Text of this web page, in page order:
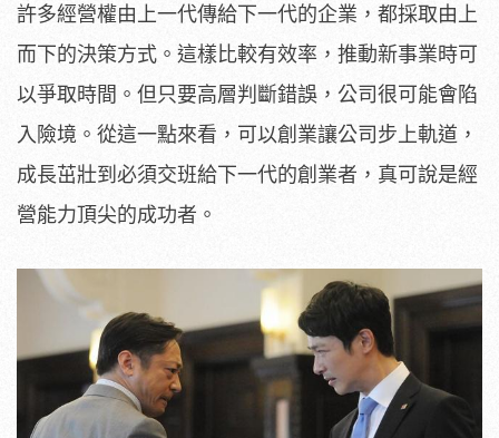
許多經營權由上一代傳給下一代的企業，都採取由上
而下的決策方式。這樣比較有效率，推動新事業時可
以爭取時間。但只要高層判斷錯誤，公司很可能會陷
入險境。從這一點來看，可以創業讓公司步上軌道，
成長茁壯到必須交班給下一代的創業者，真可說是經
營能力頂尖的成功者。